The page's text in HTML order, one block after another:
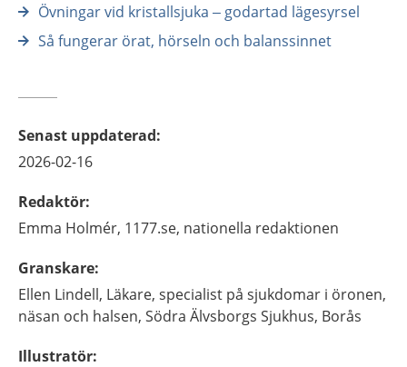
Övningar vid kristallsjuka – godartad lägesyrsel
Så fungerar örat, hörseln och balanssinnet
Senast uppdaterad:
2026-02-16
Redaktör:
Emma Holmér, 1177.se, nationella redaktionen
Granskare:
Ellen Lindell, Läkare, specialist på sjukdomar i öronen,
näsan och halsen, Södra Älvsborgs Sjukhus, Borås
Illustratör: